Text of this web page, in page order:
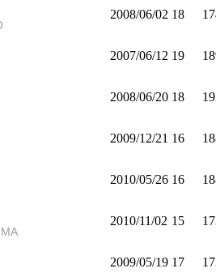
2008/06/02 18
2007/06/12 19
2008/06/20 18
2009/12/21 16
2010/05/26 16
2010/11/02 15
2009/05/19 17